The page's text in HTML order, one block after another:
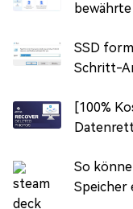
SSD
Schritt-
[100%
So
Speicher